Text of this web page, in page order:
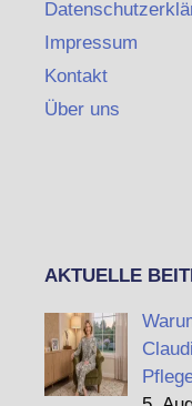
Impressum
Kontakt
Über uns
AKTUELLE